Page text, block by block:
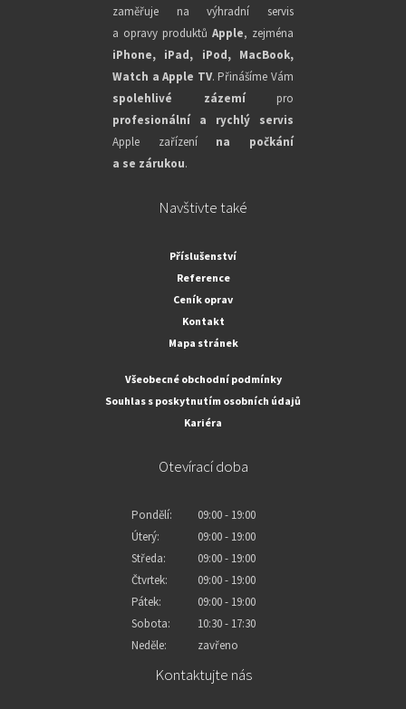
zaměřuje na výhradní servis
a opravy produktů Apple, zejména
iPhone, iPad, iPod, MacBook,
Watch a Apple TV. Přinášíme Vám
spolehlivé zázemípro
profesionální a rychlý servis
Apple zařízení na počkání
a se zárukou.
Navštivte také
Příslušenství
Reference
Ceník oprav
Kontakt
Mapa stránek
Všeobecné obchodní podmínky
Souhlas s poskytnutím osobních údajů
Kariéra
Otevírací doba
Pondělí:
09:00 - 19:00
Úterý:
09:00 - 19:00
Středa:
09:00 - 19:00
Čtvrtek:
09:00 - 19:00
Pátek:
09:00 - 19:00
Sobota:
10:30 - 17:30
Neděle:
zavřeno
Kontaktujte nás